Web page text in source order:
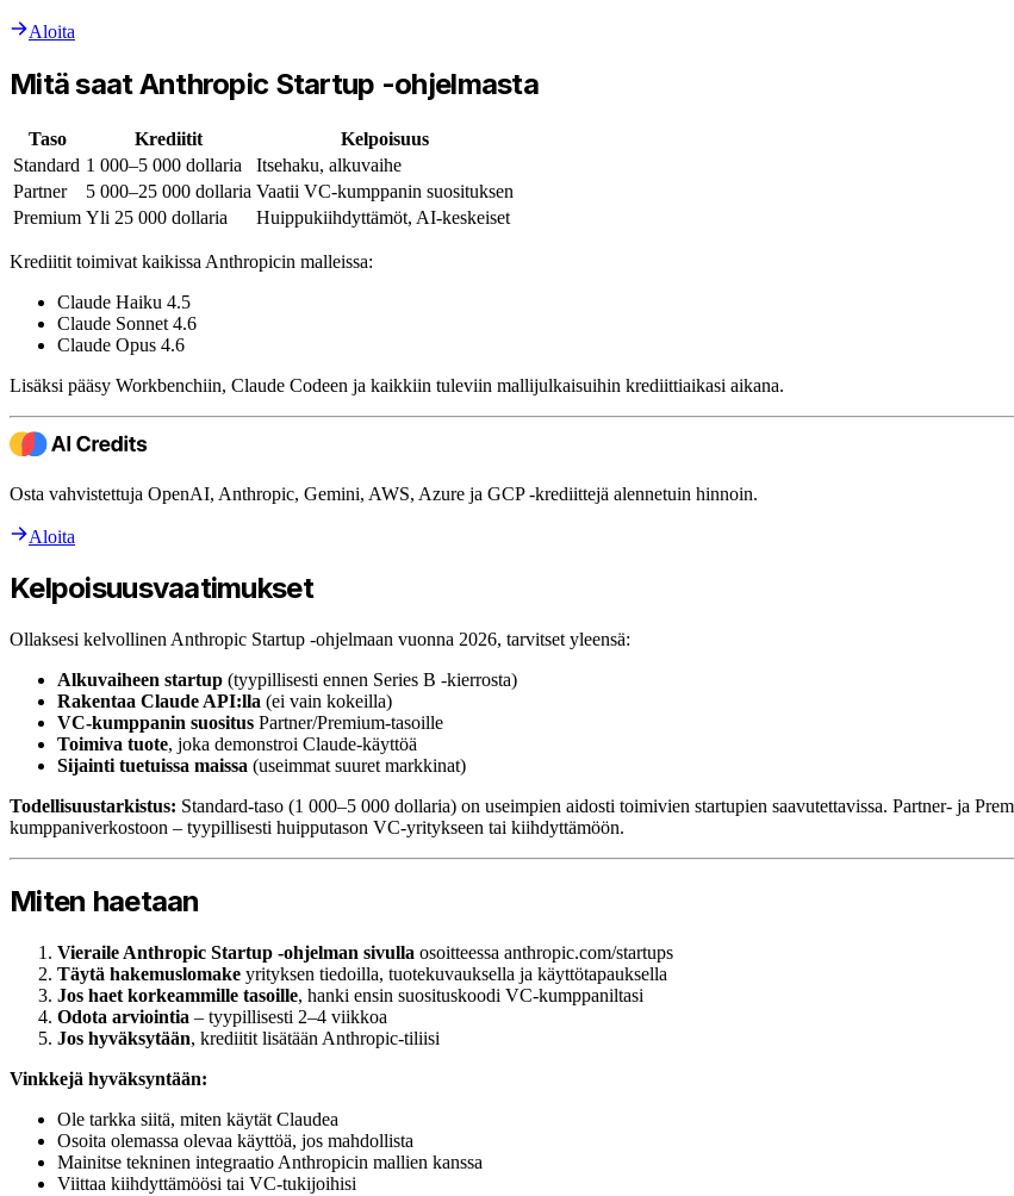
Aloita
Mitä saat Anthropic Startup -ohjelmasta
Taso Krediitit
Kelpoisuus
Standard 1 000–5 000 dollaria
Itsehaku, alkuvaihe
Partner
5 000–25 000 dollaria Vaatii VC-kumppanin suosituksen
Premium Yli 25 000 dollaria Huippukiihdyttämöt, AI-keskeiset
Krediitit toimivat kaikissa Anthropicin malleissa:
Claude Haiku 4.5
Claude Sonnet 4.6
Claude Opus 4.6
Lisäksi pääsy Workbenchiin, Claude Codeen ja kaikkiin tuleviin mallijulkaisuihin krediittiaikasi aikana.
Osta vahvistettuja OpenAI, Anthropic, Gemini, AWS, Azure ja GCP -krediittejä alennetuin hinnoin.
Aloita
Kelpoisuusvaatimukset
Ollaksesi kelvollinen Anthropic Startup -ohjelmaan vuonna 2026, tarvitset yleensä:
Alkuvaiheen startup (tyypillisesti ennen Series B -kierrosta)
Rakentaa Claude API:lla (ei vain kokeilla)
VC-kumppanin suositus Partner/Premium-tasoille
Toimiva tuote, joka demonstroi Claude-käyttöä
Sijainti tuetuissa maissa (useimmat suuret markkinat)
Todellisuustarkistus: Standard-taso (1 000–5 000 dollaria) on useimpien aidosti toimivien startupien saavutettavissa. Partner- ja
kumppaniverkostoon – tyypillisesti huipputason VC-yritykseen tai kiihdyttämöön.
Miten haetaan
Vieraile Anthropic Startup -ohjelman sivulla osoitteessa anthropic.com/startups
Täytä hakemuslomake yrityksen tiedoilla, tuotekuvauksella ja käyttötapauksella
Jos haet korkeammille tasoille, hanki ensin suosituskoodi VC-kumppaniltasi
Odota arviointia – tyypillisesti 2–4 viikkoa
Jos hyväksytään, krediitit lisätään Anthropic-tiliisi
Vinkkejä hyväksyntään:
Ole tarkka siitä, miten käytät Claudea
Osoita olemassa olevaa käyttöä, jos mahdollista
Mainitse tekninen integraatio Anthropicin mallien kanssa
Viittaa kiihdyttämöösi tai VC-tukijoihisi